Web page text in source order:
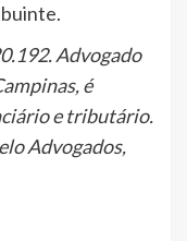
Advogado
é
e tributário.
Advogados,